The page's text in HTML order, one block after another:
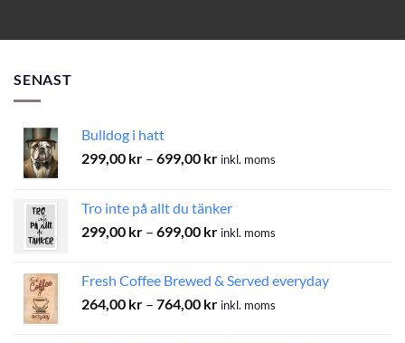
SENAST
Bulldog i hatt
299,00 kr – 699,00 krPrisintervall:
699,00 kr
inkl. moms
Tro inte på allt du tänker
299,00 kr – 699,00 krPrisintervall:
699,00 kr
inkl. moms
Fresh Coffee Brewed & Served everyday
264,00 kr – 764,00 krPrisintervall:
inkl. moms